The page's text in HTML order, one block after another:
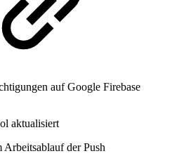
auf Google Firebase
aktualisiert
Arbeitsablauf der Push